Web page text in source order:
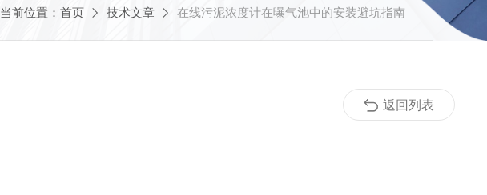
当前位置： 首页 技术文章 在线污泥浓度计在曝气池中的安装避坑指南
返回列表